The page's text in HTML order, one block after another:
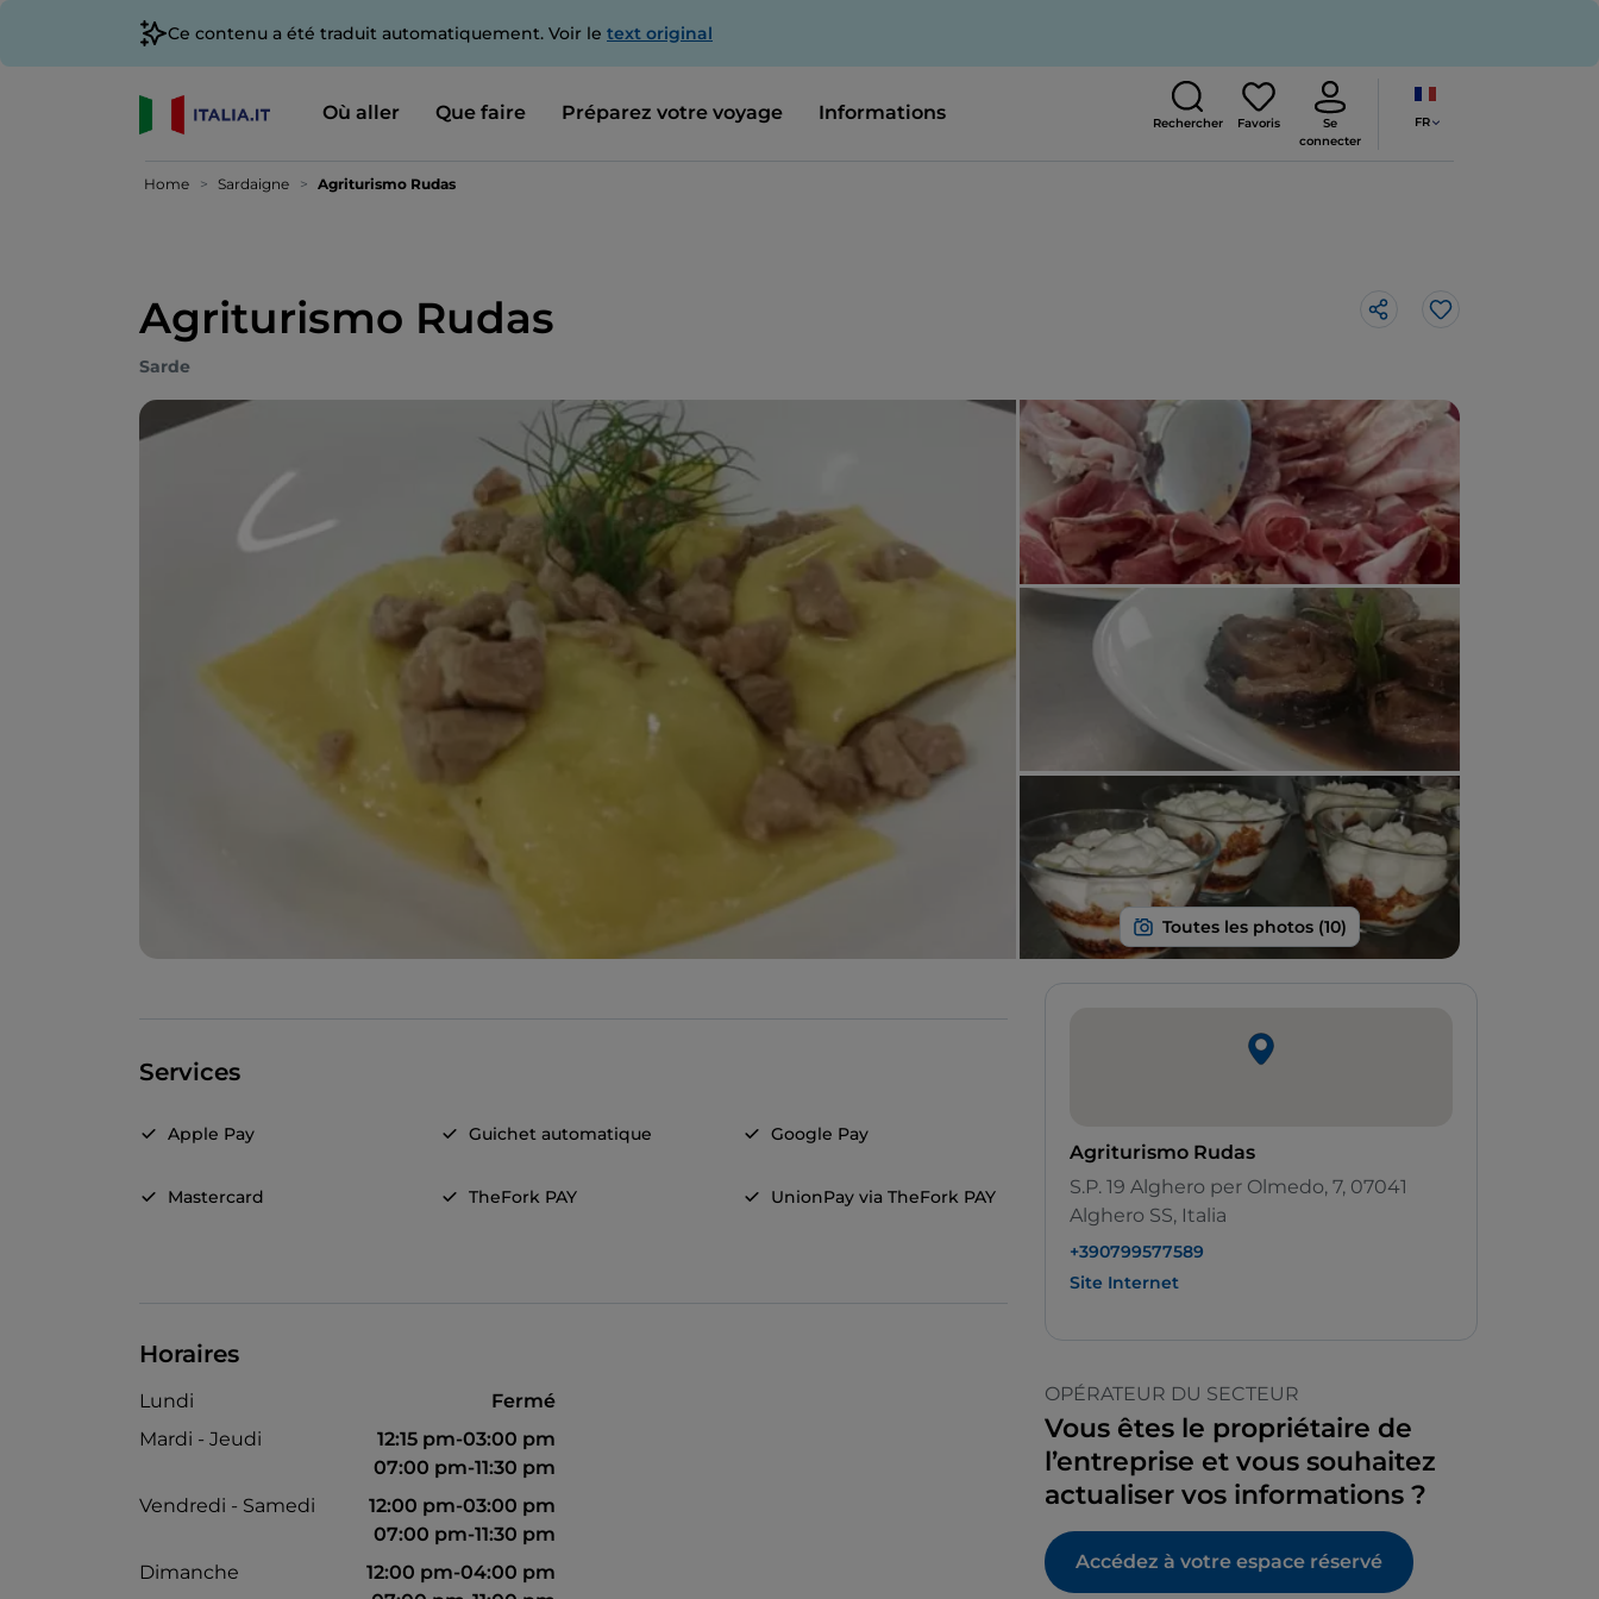
Ce contenu a été traduit automatiquement. Voir le text original
Où aller Que faire Préparez votre voyage Informations Rechercher Favoris
Se
connecter
FR
Home Sardaigne Agriturismo Rudas
Agriturismo Rudas J’aime
Sarde
Services
Apple Pay Guichet automatique Google Pay
Mastercard TheFork PAY UnionPay via TheFork PAY
Horaires
Lundi
Fermé
Mardi - Jeudi
12:15 pm-03:00 pm
07:00 pm-11:30 pm
Vendredi - Samedi
12:00 pm-03:00 pm
07:00 pm-11:30 pm
Dimanche
12:00 pm-04:00 pm
Agriturismo Rudas
S.P. 19 Alghero per Olmedo, 7, 07041
Alghero SS, Italia
+390799577589
Site Internet
OPÉRATEUR DU SECTEUR
Vous êtes le propriétaire de
l’entreprise et vous souhaitez
actualiser vos informations ?
Accédez à votre espace réservé